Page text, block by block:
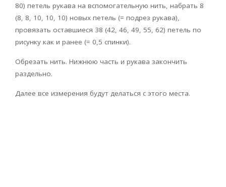
80) петель рукава на вспомогательную нить, набрать 8
(8, 8, 10, 10, 10) новых петель (= подрез рукава),
провязать оставшиеся 38 (42, 46, 49, 55, 62) петель по
рисунку как и ранее (= 0,5 спинки).
Обрезать нить. Нижнюю часть и рукава закончить
раздельно.
Далее все измерения будут делаться с этого места.